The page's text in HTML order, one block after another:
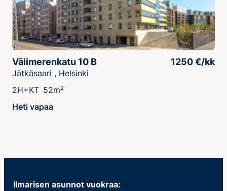
Välimerenkatu 10 B 1250 €/kk
Jätkäsaari , Helsinki
2H+KT 52m²
Heti vapaa
Ilmarisen asunnot vuokraa: